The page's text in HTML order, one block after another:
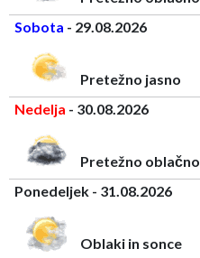
Sobota - 29.08.2026
Pretežno jasno
Nedelja - 30.08.2026
Pretežno oblačno
Ponedeljek - 31.08.2026
Oblaki in sonce